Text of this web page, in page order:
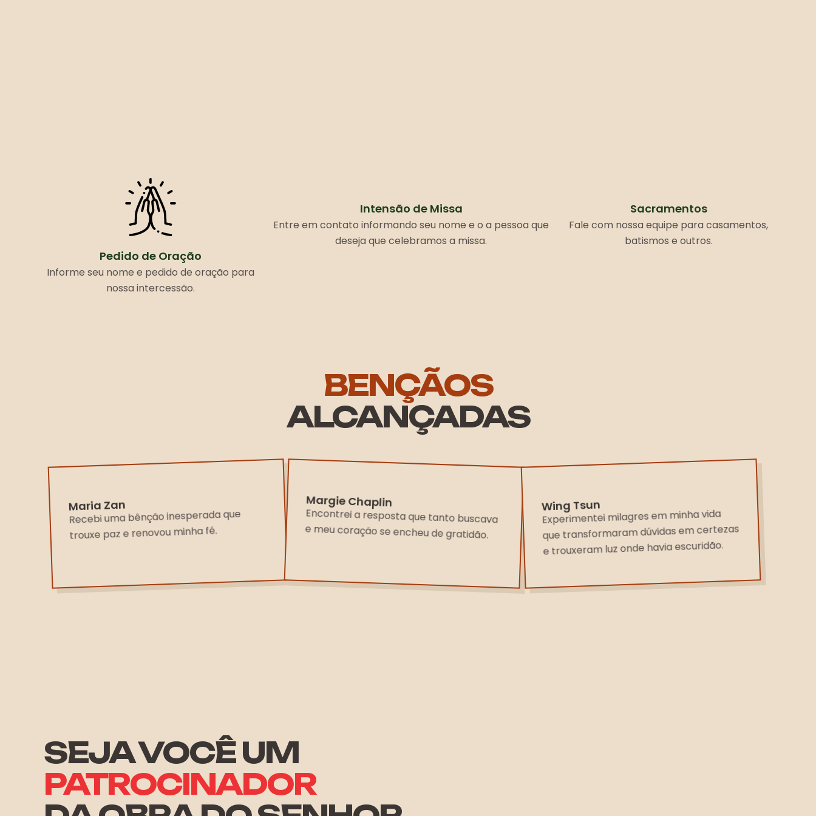
Pedido de Oração
Informe seu nome e pedido de oração para
nossa intercessão.
Intensão de Missa
Entre em contato informando seu nome e o a pessoa que
deseja que celebramos a missa.
Sacramentos
Fale com nossa equipe para casamentos,
batismos e outros.
BENÇÃOS
ALCANÇADAS
Maria Zan
Recebi uma bênção inesperada que
trouxe paz e renovou minha fé.
Margie Chaplin
Encontrei a resposta que tanto buscava
e meu coração se encheu de gratidão.
Wing Tsun
Experimentei milagres em minha vida
que transformaram dúvidas em certezas
e trouxeram luz onde havia escuridão.
SEJA VOCÊ UM
PATROCINADOR